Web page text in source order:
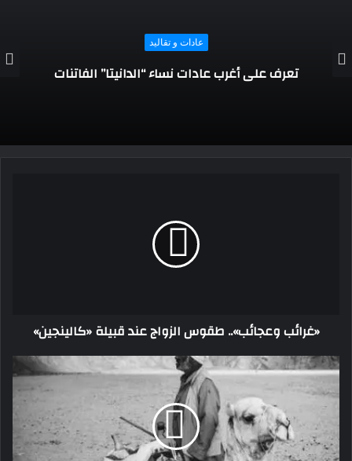
عادات و تقاليد
تعرف على ملابس الإمارات التقليدية للرجال
والنساء والأطفال
«غرائب وعجائب».. طقوس الزواج عند قبيلة «كالينجين»